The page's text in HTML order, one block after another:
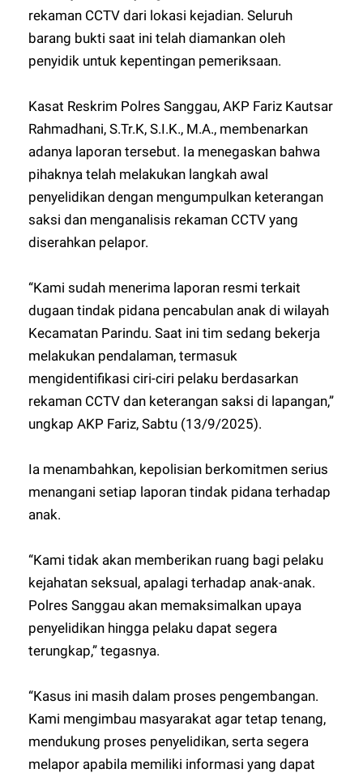
rekaman CCTV dari lokasi kejadian. Seluruh
barang bukti saat ini telah diamankan oleh
penyidik untuk kepentingan pemeriksaan.
Kasat Reskrim Polres Sanggau, AKP Fariz Kautsar
Rahmadhani, S.Tr.K, S.I.K., M.A., membenarkan
adanya laporan tersebut. Ia menegaskan bahwa
pihaknya telah melakukan langkah awal
penyelidikan dengan mengumpulkan keterangan
saksi dan menganalisis rekaman CCTV yang
diserahkan pelapor.
“Kami sudah menerima laporan resmi terkait
dugaan tindak pidana pencabulan anak di wilayah
Kecamatan Parindu. Saat ini tim sedang bekerja
melakukan pendalaman, termasuk
mengidentifikasi ciri-ciri pelaku berdasarkan
rekaman CCTV dan keterangan saksi di lapangan,”
ungkap AKP Fariz, Sabtu (13/9/2025).
Ia menambahkan, kepolisian berkomitmen serius
menangani setiap laporan tindak pidana terhadap
anak.
“Kami tidak akan memberikan ruang bagi pelaku
kejahatan seksual, apalagi terhadap anak-anak.
Polres Sanggau akan memaksimalkan upaya
penyelidikan hingga pelaku dapat segera
terungkap,” tegasnya.
“Kasus ini masih dalam proses pengembangan.
Kami mengimbau masyarakat agar tetap tenang,
mendukung proses penyelidikan, serta segera
melapor apabila memiliki informasi yang dapat